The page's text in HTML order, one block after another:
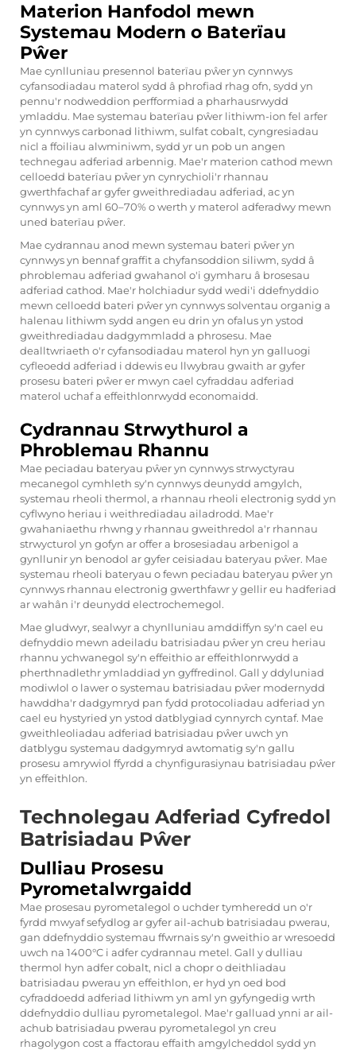
Materion Hanfodol mewn
Systemau Modern o Baterïau
Pŵer
Mae cynlluniau presennol baterïau pŵer yn cynnwys
cyfansodiadau materol sydd â phrofiad rhag ofn, sydd yn
pennu'r nodweddion perfformiad a pharhausrwydd
ymladdu. Mae systemau baterïau pŵer lithiwm-ion fel arfer
yn cynnwys carbonad lithiwm, sulfat cobalt, cyngresiadau
nicl a ffoiliau alwminiwm, sydd yr un pob un angen
technegau adferiad arbennig. Mae'r materion cathod mewn
celloedd baterïau pŵer yn cynrychioli'r rhannau
gwerthfachaf ar gyfer gweithrediadau adferiad, ac yn
cynnwys yn aml 60–70% o werth y materol adferadwy mewn
uned baterïau pŵer.
Mae cydrannau anod mewn systemau bateri pŵer yn
cynnwys yn bennaf graffit a chyfansoddion siliwm, sydd â
phroblemau adferiad gwahanol o'i gymharu â brosesau
adferiad cathod. Mae'r holchiadur sydd wedi'i ddefnyddio
mewn celloedd bateri pŵer yn cynnwys solventau organig a
halenau lithiwm sydd angen eu drin yn ofalus yn ystod
gweithrediadau dadgymmladd a phrosesu. Mae
dealltwriaeth o'r cyfansodiadau materol hyn yn galluogi
cyfleoedd adferiad i ddewis eu llwybrau gwaith ar gyfer
prosesu bateri pŵer er mwyn cael cyfraddau adferiad
materol uchaf a effeithlonrwydd economaidd.
Cydrannau Strwythurol a
Phroblemau Rhannu
Mae peciadau bateryau pŵer yn cynnwys strwyctyrau
mecanegol cymhleth sy'n cynnwys deunydd amgylch,
systemau rheoli thermol, a rhannau rheoli electronig sydd yn
cyflwyno heriau i weithrediadau ailadrodd. Mae'r
gwahaniaethu rhwng y rhannau gweithredol a'r rhannau
strwycturol yn gofyn ar offer a brosesiadau arbenigol a
gynllunir yn benodol ar gyfer ceisiadau bateryau pŵer. Mae
systemau rheoli bateryau o fewn peciadau bateryau pŵer yn
cynnwys rhannau electronig gwerthfawr y gellir eu hadferiad
ar wahân i'r deunydd electrochemegol.
Mae gludwyr, sealwyr a chynlluniau amddiffyn sy'n cael eu
defnyddio mewn adeiladu batrisiadau pŵer yn creu heriau
rhannu ychwanegol sy'n effeithio ar effeithlonrwydd a
pherthnadlethr ymladdiad yn gyffredinol. Gall y ddyluniad
modiwlol o lawer o systemau batrisiadau pŵer modernydd
hawddha'r dadgymryd pan fydd protocoliadau adferiad yn
cael eu hystyried yn ystod datblygiad cynnyrch cyntaf. Mae
gweithleoliadau adferiad batrisiadau pŵer uwch yn
datblygu systemau dadgymryd awtomatig sy'n gallu
prosesu amrywiol ffyrdd a chynfigurasiynau batrisiadau pŵer
yn effeithlon.
Technolegau Adferiad Cyfredol
Batrisiadau Pŵer
Dulliau Prosesu
Pyrometalwrgaidd
Mae prosesau pyrometalegol o uchder tymheredd un o'r
fyrdd mwyaf sefydlog ar gyfer ail-achub batrisiadau pwerau,
gan ddefnyddio systemau ffwrnais sy'n gweithio ar wresoedd
uwch na 1400°C i adfer cydrannau metel. Gall y dulliau
thermol hyn adfer cobalt, nicl a chopr o deithliadau
batrisiadau pwerau yn effeithlon, er hyd yn oed bod
cyfraddoedd adferiad lithiwm yn aml yn gyfyngedig wrth
ddefnyddio dulliau pyrometalegol. Mae'r galluad ynni ar ail-
achub batrisiadau pwerau pyrometalegol yn creu
rhagolygon cost a ffactorau effaith amgylcheddol sydd yn